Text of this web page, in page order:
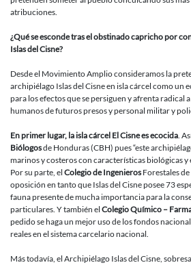
atribuciones.
¿Qué se esconde tras el obstinado capricho por
Islas del Cisne?
Desde el Movimiento Amplio consideramos la
archipiélago Islas del Cisne en isla cárcel como
para los efectos que se persiguen y afrenta radical
humanos de futuros presos y personal militar y
En primer lugar, la isla cárcel El Cisne es ecocida.
Biólogosde Honduras (CBH) pues “este
marinos y costeros con características biológicas y
Por su parte, el Colegio de Ingenieros Forestales
oposición en tanto que Islas del Cisne posee 73
fauna presente de mucha importancia para la
particulares. Y también el Colegio Químico –
pedido se haga un mejor uso de los fondos
reales en el sistema carcelario nacional.
Más todavía, el Archipiélago Islas del Cisne,